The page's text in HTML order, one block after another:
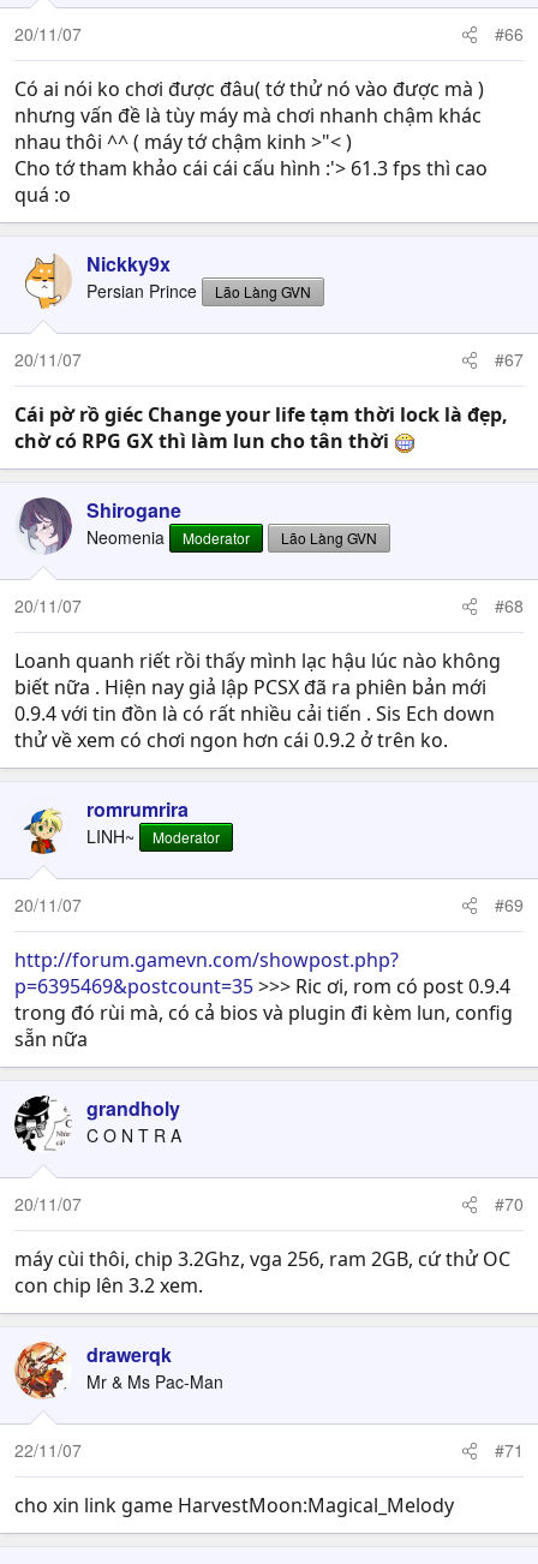
20/11/07 #66
Có ai nói ko chơi được đâu( tớ thử nó vào được mà )
nhưng vấn đề là tùy máy mà chơi nhanh chậm khác
nhau thôi ^^ ( máy tớ chậm kinh >"< )
Cho tớ tham khảo cái cái cấu hình :'> 61.3 fps thì cao
quá :o
Nickky9x
Persian Prince Lão Làng GVN
20/11/07 #67
Cái pờ rồ giéc Change your life tạm thời lock là đẹp,
chờ có RPG GX thì làm lun cho tân thời
Shirogane
Neomenia Moderator Lão Làng GVN
20/11/07 #68
Loanh quanh riết rồi thấy mình lạc hậu lúc nào không
biết nữa . Hiện nay giả lập PCSX đã ra phiên bản mới
0.9.4 với tin đồn là có rất nhiều cải tiến . Sis Ech down
thử về xem có chơi ngon hơn cái 0.9.2 ở trên ko.
romrumrira
LINH~ Moderator
20/11/07 #69
http://forum.gamevn.com/showpost.php?
p=6395469&postcount=35>>> Ric ơi, rom có post 0.9.4
trong đó rùi mà, có cả bios và plugin đi kèm lun, config
sẵn nữa
grandholy
C O N T R A
20/11/07 #70
máy cùi thôi, chip 3.2Ghz, vga 256, ram 2GB, cứ thử OC
con chip lên 3.2 xem.
drawerqk
Mr & Ms Pac-Man
22/11/07 #71
cho xin link game HarvestMoon:Magical_Melody